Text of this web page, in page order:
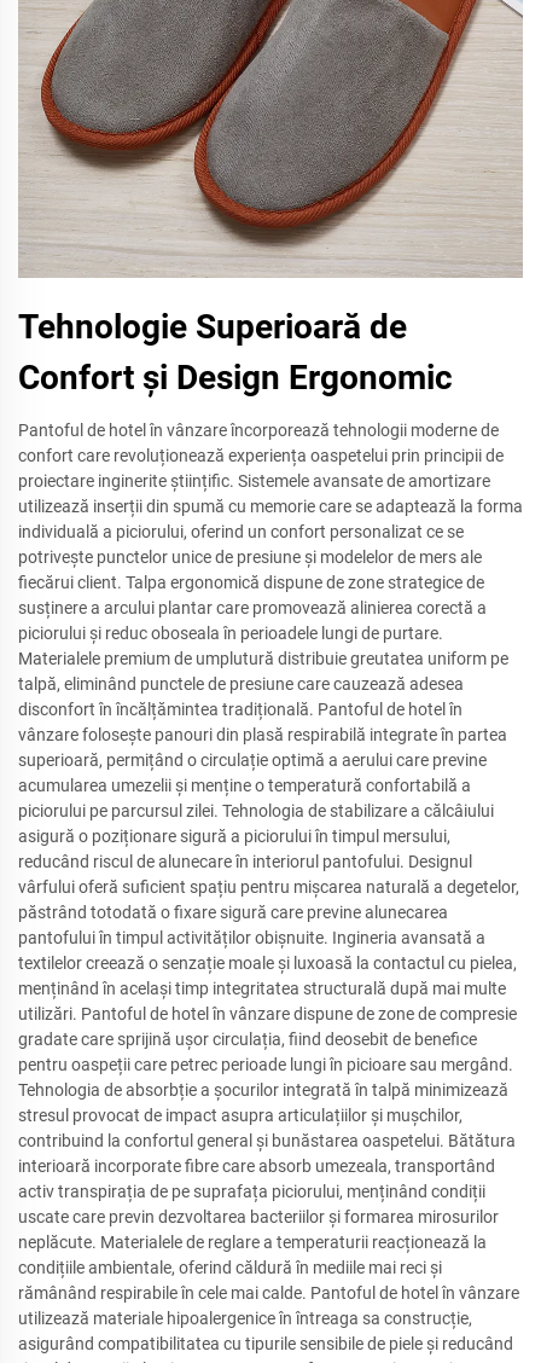
Tehnologie Superioară de
Confort și Design Ergonomic
Pantoful de hotel în vânzare încorporează tehnologii moderne de
confort care revoluționează experiența oaspetelui prin principii de
proiectare inginerite științific. Sistemele avansate de amortizare
utilizează inserții din spumă cu memorie care se adaptează la forma
individuală a piciorului, oferind un confort personalizat ce se
potrivește punctelor unice de presiune și modelelor de mers ale
fiecărui client. Talpa ergonomică dispune de zone strategice de
susținere a arcului plantar care promovează alinierea corectă a
piciorului și reduc oboseala în perioadele lungi de purtare.
Materialele premium de umplutură distribuie greutatea uniform pe
talpă, eliminând punctele de presiune care cauzează adesea
disconfort în încălțămintea tradițională. Pantoful de hotel în
vânzare folosește panouri din plasă respirabilă integrate în partea
superioară, permițând o circulație optimă a aerului care previne
acumularea umezelii și menține o temperatură confortabilă a
piciorului pe parcursul zilei. Tehnologia de stabilizare a călcâiului
asigură o poziționare sigură a piciorului în timpul mersului,
reducând riscul de alunecare în interiorul pantofului. Designul
vârfului oferă suficient spațiu pentru mișcarea naturală a degetelor,
păstrând totodată o fixare sigură care previne alunecarea
pantofului în timpul activităților obișnuite. Ingineria avansată a
textilelor creează o senzație moale și luxoasă la contactul cu pielea,
menținând în același timp integritatea structurală după mai multe
utilizări. Pantoful de hotel în vânzare dispune de zone de compresie
gradate care sprijină ușor circulația, fiind deosebit de benefice
pentru oaspeții care petrec perioade lungi în picioare sau mergând.
Tehnologia de absorbție a șocurilor integrată în talpă minimizează
stresul provocat de impact asupra articulațiilor și mușchilor,
contribuind la confortul general și bunăstarea oaspetelui. Bătătura
interioară incorporate fibre care absorb umezeala, transportând
activ transpirația de pe suprafața piciorului, menținând condiții
uscate care previn dezvoltarea bacteriilor și formarea mirosurilor
neplăcute. Materialele de reglare a temperaturii reacționează la
condițiile ambientale, oferind căldură în mediile mai reci și
rămânând respirabile în cele mai calde. Pantoful de hotel în vânzare
utilizează materiale hipoalergenice în întreaga sa construcție,
asigurând compatibilitatea cu tipurile sensibile de piele și reducând